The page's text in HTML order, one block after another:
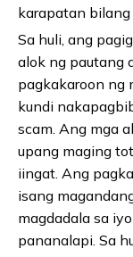
karapatan bilang
Sa huli, ang
alok ng pautang
pagkakaroon ng
kundi
scam. Ang mga
upang maging
iingat. Ang
isang
magdadala sa
pananalapi. Sa